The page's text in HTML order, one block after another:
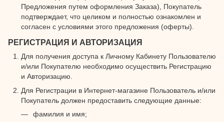
Предложения путем оформления Заказа), Покупатель
подтверждает, что целиком и полностью ознакомлен и
согласен с условиями этого предложения (оферты).
РЕГИСТРАЦИЯ И АВТОРИЗАЦИЯ
Для получения доступа к Личному Кабинету Пользователю
и/или Покупателю необходимо осуществить Регистрацию
и Авторизацию.
Для Регистрации в Интернет-магазине Пользователь и/или
Покупатель должен предоставить следующие данные:
фамилия и имя;